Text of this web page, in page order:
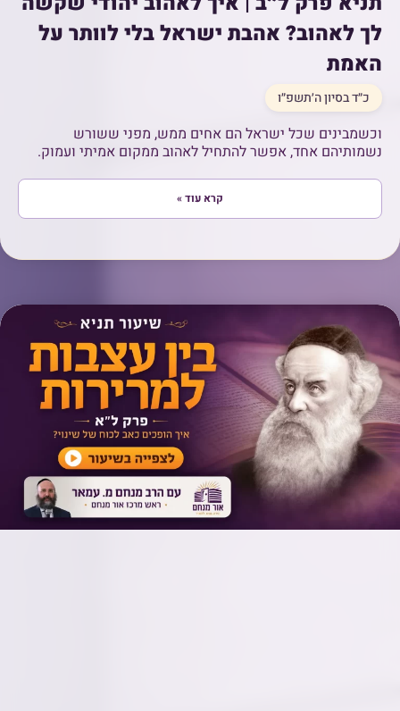
לך לאהוב? אהבת ישראל בלי לוותר על
האמת
כ״ד בסיון ה׳תשפ״ו
וכשמבינים שכל ישראל הם אחים ממש, מפני ששורש
נשמותיהם אחד, אפשר להתחיל לאהוב ממקום אמיתי ועמוק.
קרא עוד »